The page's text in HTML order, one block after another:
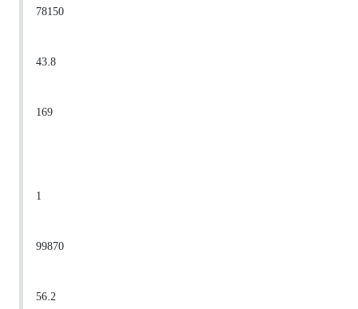
78150
43.8
169
1
99870
56.2